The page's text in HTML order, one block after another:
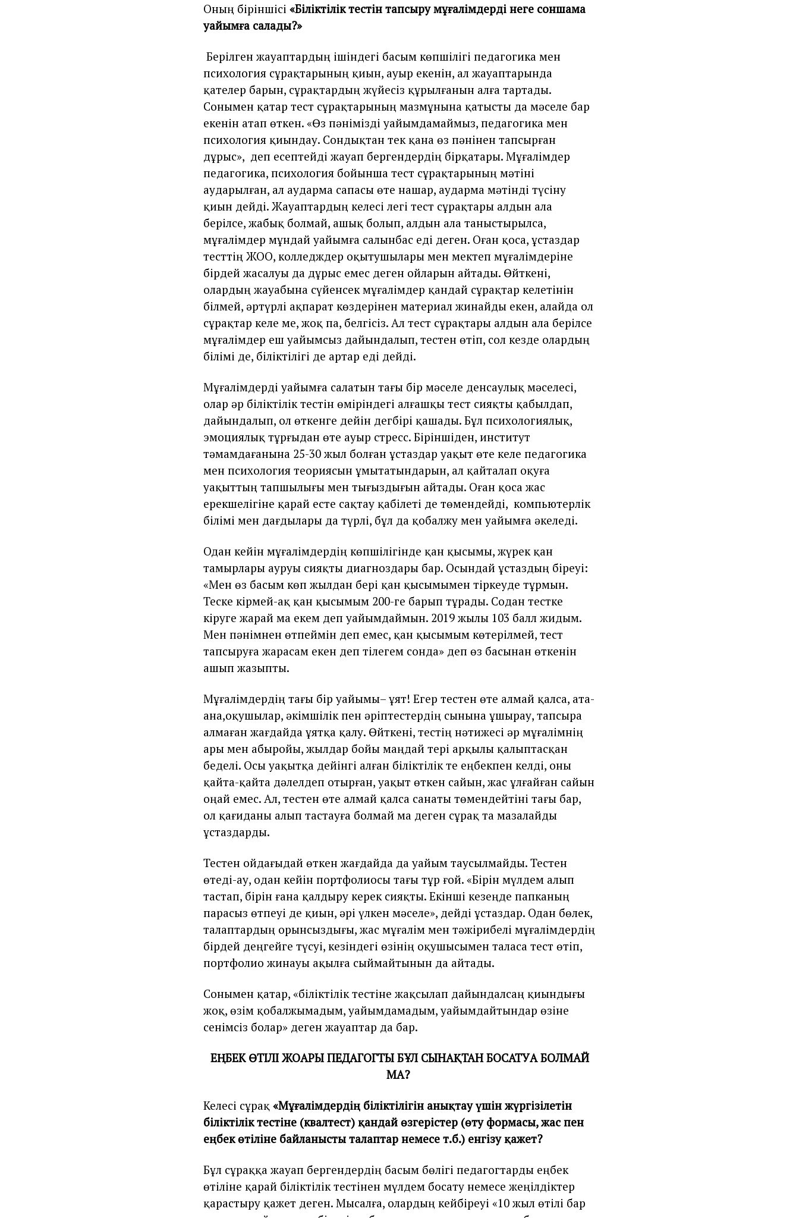
Оның біріншісі «Біліктілік тестін тапсыру мұғалімдерді неге соншама
уайымға салады?»
Берілген жауаптардың ішіндегі басым көпшілігі педагогика мен
психология сұрақтарының қиын, ауыр екенін, ал жауаптарында
қателер барын, сұрақтардың жүйесіз құрылғанын алға тартады.
Сонымен қатар тест сұрақтарының мазмұнына қатысты да мәселе бар
екенін атап өткен. «Өз пәнімізді уайымдамаймыз, педагогика мен
психология қиындау. Сондықтан тек қана өз пәнінен тапсырған
дұрыс», деп есептейді жауап бергендердің бірқатары. Мұғалімдер
педагогика, психология бойынша тест сұрақтарының мәтіні
аударылған, ал аударма сапасы өте нашар, аударма мәтінді түсіну
қиын дейді. Жауаптардың келесі легі тест сұрақтары алдын ала
берілсе, жабық болмай, ашық болып, алдын ала таныстырылса,
мұғалімдер мұндай уайымға салынбас еді деген. Оған қоса, ұстаздар
тесттің ЖОО, колледждер оқытушылары мен мектеп мұғалімдеріне
бірдей жасалуы да дұрыс емес деген ойларын айтады. Өйткені,
олардың жауабына сүйенсек мұғалімдер қандай сұрақтар келетінін
білмей, әртүрлі ақпарат көздерінен материал жинайды екен, алайда ол
сұрақтар келе ме, жоқ па, белгісіз. Ал тест сұрақтары алдын ала берілсе
мұғалімдер еш уайымсыз дайындалып, тестен өтіп, сол кезде олардың
білімі де, біліктілігі де артар еді дейді.
Мұғалімдерді уайымға салатын тағы бір мәселе денсаулық мәселесі,
олар әр біліктілік тестін өміріндегі алғашқы тест сияқты қабылдап,
дайындалып, ол өткенге дейін дегбірі қашады. Бұл психологиялық,
эмоциялық тұрғыдан өте ауыр стресс. Біріншіден, институт
тәмамдағанына 25-30 жыл болған ұстаздар уақыт өте келе педагогика
мен психология теориясын ұмытатындарын, ал қайталап оқуға
уақыттың тапшылығы мен тығыздығын айтады. Оған қоса жас
ерекшелігіне қарай есте сақтау қабілеті де төмендейді, компьютерлік
білімі мен дағдылары да түрлі, бұл да қобалжу мен уайымға әкеледі.
Одан кейін мұғалімдердің көпшілігінде қан қысымы, жүрек қан
тамырлары ауруы сияқты диагноздары бар. Осындай ұстаздың біреуі:
«Мен өз басым көп жылдан бері қан қысымымен тіркеуде тұрмын.
Теске кірмей-ақ қан қысымым 200-ге барып тұрады. Содан тестке
кіруге жарай ма екем деп уайымдаймын. 2019 жылы 103 балл жидым.
Мен пәнімнен өтпеймін деп емес, қан қысымым көтерілмей, тест
тапсыруға жарасам екен деп тілегем сонда» деп өз басынан өткенін
ашып жазыпты.
Мұғалімдердің тағы бір уайымы– ұят! Егер тестен өте алмай қалса, ата-
ана,оқушылар, әкімшілік пен әріптестердің сынына ұшырау, тапсыра
алмаған жағдайда ұятқа қалу. Өйткені, тестің нәтижесі әр мұғалімнің
ары мен абыройы, жылдар бойы маңдай тері арқылы қалыптасқан
беделі. Осы уақытқа дейінгі алған біліктілік те еңбекпен келді, оны
қайта-қайта дәлелдеп отырған, уақыт өткен сайын, жас ұлғайған сайын
оңай емес. Ал, тестен өте алмай қалса санаты төмендейтіні тағы бар,
ол қағиданы алып тастауға болмай ма деген сұрақ та мазалайды
ұстаздарды.
Тестен ойдағыдай өткен жағдайда да уайым таусылмайды. Тестен
өтеді-ау, одан кейін портфолиосы тағы тұр ғой. «Бірін мүлдем алып
тастап, бірін ғана қалдыру керек сияқты. Екінші кезеңде папканың
парасыз өтпеуі де қиын, әрі үлкен мәселе», дейді ұстаздар. Одан бөлек,
талаптардың орынсыздығы, жас мұғалім мен тәжірибелі мұғалімдердің
бірдей деңгейге түсуі, кезіндегі өзінің оқушысымен таласа тест өтіп,
портфолио жинауы ақылға сыймайтынын да айтады.
Сонымен қатар, «біліктілік тестіне жақсылап дайындалсаң қиындығы
жоқ, өзім қобалжымадым, уайымдамадым, уайымдайтындар өзіне
сенімсіз болар» деген жауаптар да бар.
ЕҢБЕК ӨТІЛІ ЖОҒАРЫ ПЕДАГОГТЫ БҰЛ СЫНАҚТАН БОСАТУҒА БОЛМАЙ
МА?
Келесі сұрақ «Мұғалімдердің біліктілігін анықтау үшін жүргізілетін
біліктілік тестіне (квалтест) қандай өзгерістер (өту формасы, жас пен
еңбек өтіліне байланысты талаптар немесе т.б.) енгізу қажет?
Бұл сұраққа жауап бергендердің басым бөлігі педагогтарды еңбек
өтіліне қарай біліктілік тестінен мүлдем босату немесе жеңілдіктер
қарастыру қажет деген. Мысалға, олардың кейбіреуі «10 жыл өтілі бар